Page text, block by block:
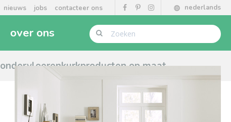
nederlands
nieuws jobs contacteer ons
ondervloerenkurkproducten op maat
over ons